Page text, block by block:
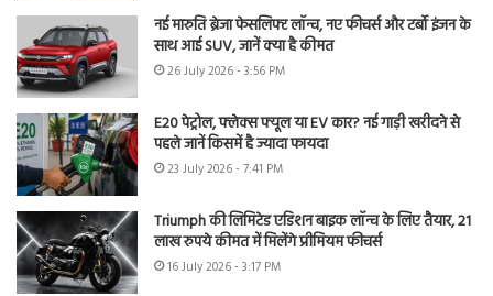
नई मारुति ब्रेजा फेसलिफ्ट लॉन्च, नए फीचर्स और टर्बो इंजन के
साथ आई SUV, जानें क्या है कीमत
26 July 2026 - 3:56 PM
E20 पेट्रोल, फ्लेक्स फ्यूल या EV कार? नई गाड़ी खरीदने से
पहले जानें किसमें है ज्यादा फायदा
23 July 2026 - 7:41 PM
Triumph की लिमिटेड एडिशन बाइक लॉन्च के लिए तैयार, 21
लाख रुपये कीमत में मिलेंगे प्रीमियम फीचर्स
16 July 2026 - 3:17 PM